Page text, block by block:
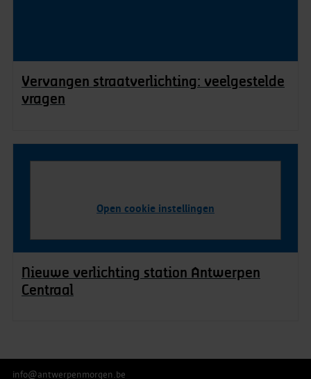
Vervangen straatverlichting: veelgestelde
vragen
Open cookie instellingen
Nieuwe verlichting station Antwerpen
Centraal
info@antwerpenmorgen.be